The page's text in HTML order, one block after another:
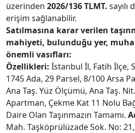
üzerinden 2026/136 TLMT. sayılı
erişim sağlanabilir.
Satılmasına karar verilen
mahiyeti, bulunduğu yer,
önemli vasıfları:
Özellikleri: İstanbul İl, Fatih İlçe,
1745 Ada, 29 Parsel, 8/100 Arsa
Ana Taş. Yüz Ölçümü, Ana Taş.
Apartman, Çekme Kat 11 Nolu
Daire Olan Taşınmazın Tamamı.
Mah. Taşköprülüzade Sok. No: